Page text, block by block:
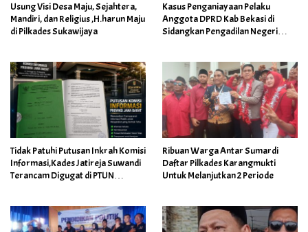
Usung Visi Desa Maju, Sejahtera,
Mandiri, dan Religius ,H.harun Maju
di Pilkades Sukawijaya
Kasus Penganiayaan Pelaku
Anggota DPRD Kab Bekasi di
Sidangkan Pengadilan Negeri
Tidak Patuhi Putusan Inkrah Komisi
Informasi,Kades Jatireja Suwandi
Terancam Digugat di PTUN
Ribuan Warga Antar Sumardi
Daftar Pilkades Karangmukti
Untuk Melanjutkan 2 Periode